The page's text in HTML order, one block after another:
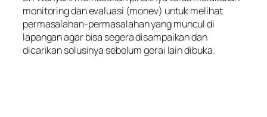
monitoring dan evaluasi (monev) untuk melihat
permasalahan-permasalahan yang muncul di
lapangan agar bisa segera disampaikan dan
dicarikan solusinya sebelum gerai lain dibuka.